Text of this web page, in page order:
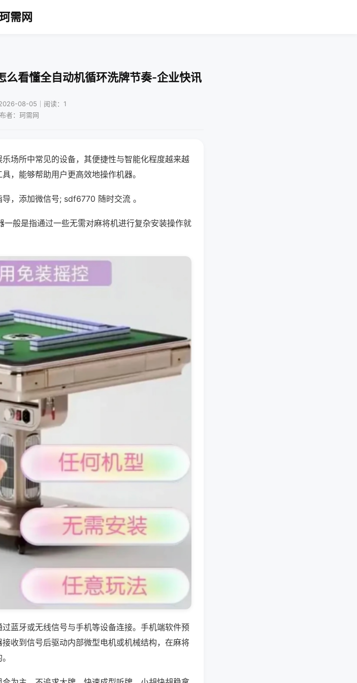
珂需网
么看懂全自动机循环洗牌节奏-企业快讯
08-05｜阅读：1
者：珂需网
场所中常见的设备，其便捷性与智能化程度越来越
，能够帮助用户更高效地操作机器。
，添加微信号; sdf6770 随时交流 。
般是指通过一些无需对麻将机进行复杂安装操作就
蓝牙或无线信号与手机等设备连接。手机端软件预
收到信号后驱动内部微型电机或机械结构，在麻将